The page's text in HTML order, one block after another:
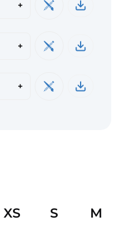
+
+
+
XS S M